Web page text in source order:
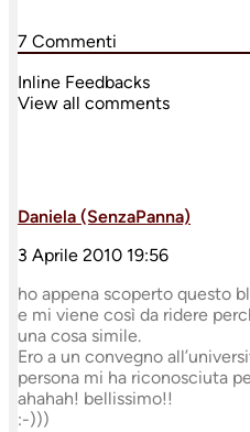
7 Commenti
Inline Feedbacks
View all comments
Daniela (SenzaPanna)
3 Aprile 2010 19:56
ho appena scoperto questo
e mi viene così da ridere
una cosa simile.
Ero a un convegno
persona mi ha riconosciuta
ahahah! bellissimo!!
:-)))